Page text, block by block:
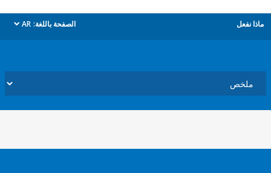
الصفحة باللغة: AR
dropdown